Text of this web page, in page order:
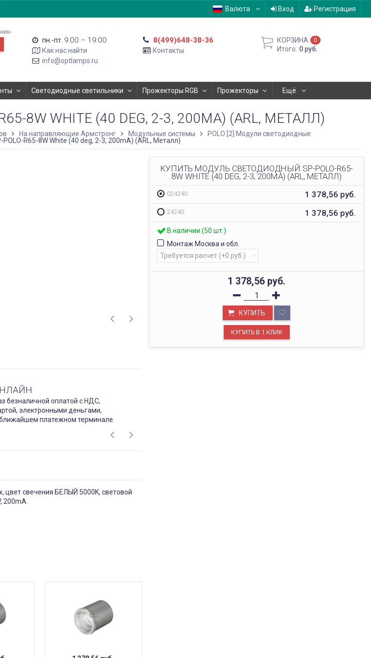
Валюта Вход Регистрация
пн.-пт. 9:00 – 19:00
Как нас найти
info@optlamps.ru
8(499)648-38-36
Контакты
КОРЗИНА 0
Итого: 0 руб.
Светодиодные светильники Прожекторы RGB Прожекторы Ещё
8W WHITE (40 DEG, 2-3, 200MA) (ARL, МЕТАЛЛ)
На направляющие Армстронг Модульные системы
POLO [2] Модули светодиодные
R65-8W White (40 deg, 2-3, 200mA) (ARL, Металл)
КУПИТЬ МОДУЛЬ СВЕТОДИОДНЫЙ SP-POLO-R65-
8W WHITE (40 DEG, 2-3, 200MA) (ARL, МЕТАЛЛ)
024240 1 378,56 руб.
24240 1 378,56 руб.
В наличии (50 шт.)
Монтаж Москва и обл.
1 378,56 руб.
КУПИТЬ
безналичной оплатой с НДС,
электронными деньгами,
платежном терминале.
цвет свечения БЕЛЫЙ 5000K, световой
200mA.